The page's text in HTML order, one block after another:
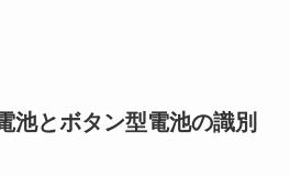
池とボタン型電池の識別